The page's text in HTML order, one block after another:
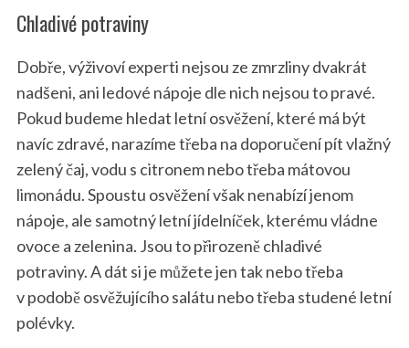
Chladivé potraviny
Dobře, výživoví experti nejsou ze zmrzliny dvakrát
nadšeni, ani ledové nápoje dle nich nejsou to pravé.
Pokud budeme hledat letní osvěžení, které má být
navíc zdravé, narazíme třeba na doporučení pít vlažný
zelený čaj, vodu s citronem nebo třeba mátovou
limonádu. Spoustu osvěžení však nenabízí jenom
nápoje, ale samotný letní jídelníček, kterému vládne
ovoce a zelenina. Jsou to přirozeně chladivé
potraviny. A dát si je můžete jen tak nebo třeba
v podobě osvěžujícího salátu nebo třeba studené letní
polévky.